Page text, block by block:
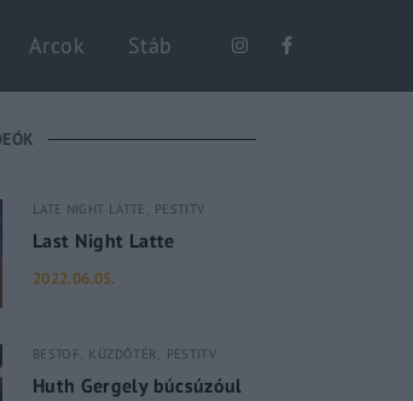
Arcok Stáb
LATE NIGHT LATTE PESTITV
Last Night Latte
2022.06.05.
BESTOF KÜZDŐTÉR PESTITV
Huth Gergely búcsúzóul